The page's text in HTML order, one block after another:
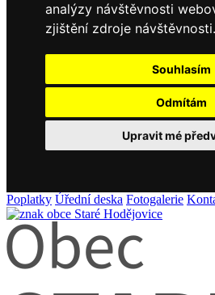
analýzy návštěvnosti
zjištění zdroje návštěvnosti.
Souhlasím
Odmítám
Upravit mé
Poplatky Úřední deska Fotogalerie